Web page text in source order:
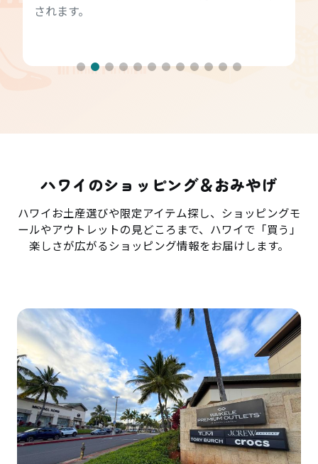
されます。
ハワイのショッピング＆おみやげ
ハワイお土産選びや限定アイテム探し、ショッピングモ
ールやアウトレットの見どころまで、ハワイで「買う」
楽しさが広がるショッピング情報をお届けします。